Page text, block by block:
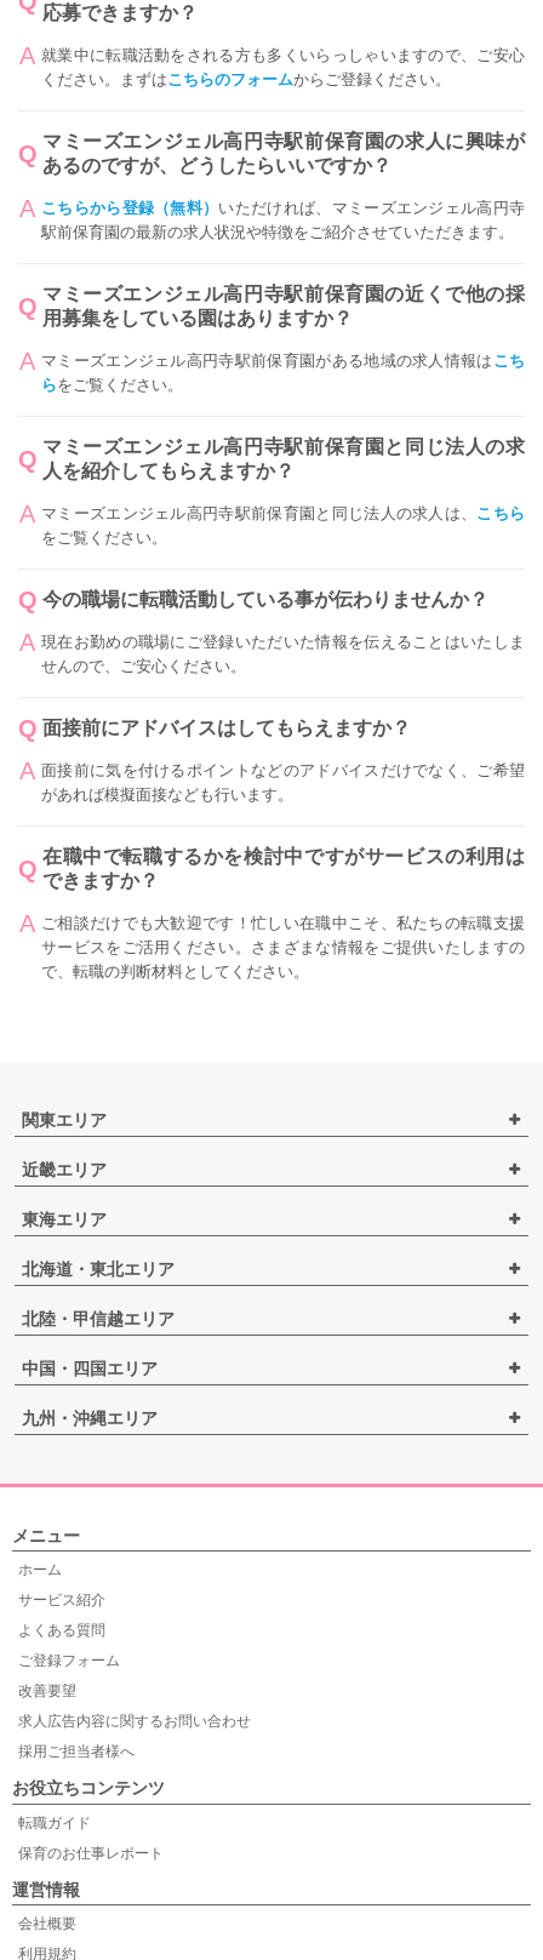
応募できますか？
就業中に転職活動をされる方も多くいらっしゃいますので、ご安心
ください。まずはこちらのフォームからご登録ください。
マミーズエンジェル高円寺駅前保育園の求人に興味が
あるのですが、どうしたらいいですか？
こちらから登録（無料） いただければ、マミーズエンジェル高円寺
駅前保育園の最新の求人状況や特徴をご紹介させていただきます。
マミーズエンジェル高円寺駅前保育園の近くで他の採
用募集をしている園はありますか？
マミーズエンジェル高円寺駅前保育園がある地域の求人情報は こち
らをご覧ください。
マミーズエンジェル高円寺駅前保育園と同じ法人の求
人を紹介してもらえますか？
マミーズエンジェル高円寺駅前保育園と同じ法人の求人は、 こちら
をご覧ください。
今の職場に転職活動している事が伝わりませんか？
現在お勤めの職場にご登録いただいた情報を伝えることはいたしま
せんので、ご安心ください。
面接前にアドバイスはしてもらえますか？
面接前に気を付けるポイントなどのアドバイスだけでなく、ご希望
があれば模擬面接なども行います。
在職中で転職するかを検討中ですがサービスの利用は
できますか？
ご相談だけでも大歓迎です！忙しい在職中こそ、私たちの転職支援
サービスをご活用ください。さまざまな情報をご提供いたしますの
で、転職の判断材料としてください。
関東エリア
近畿エリア
東海エリア
北海道・東北エリア
北陸・甲信越エリア
中国・四国エリア
九州・沖縄エリア
メニュー
ホーム
サービス紹介
よくある質問
ご登録フォーム
改善要望
求人広告内容に関するお問い合わせ
採用ご担当者様へ
お役立ちコンテンツ
転職ガイド
保育のお仕事レポート
運営情報
会社概要
利用規約